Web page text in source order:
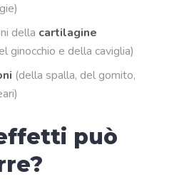
della cartilagine
ginocchio e della caviglia)
(della spalla, del gomito,
può